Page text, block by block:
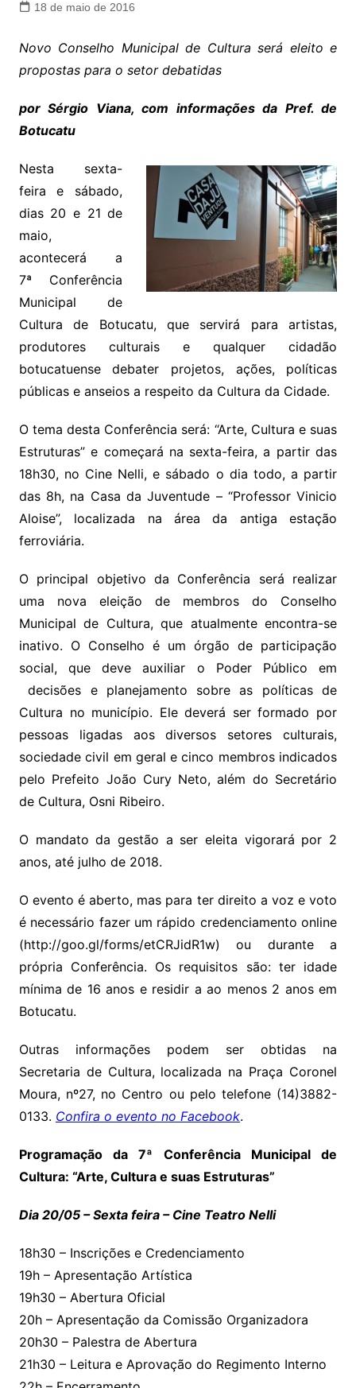
18 de maio de 2016
Novo Conselho Municipal de Cultura será eleito e
propostas para o setor debatidas
por Sérgio Viana, com informações da Pref. de
Botucatu
Nesta sexta-
feira e sábado,
dias 20 e 21 de
maio,
acontecerá a
7ª Conferência
Municipal de
Cultura de Botucatu, que servirá para artistas,
produtores culturais e qualquer cidadão
botucatuense debater projetos, ações, políticas
públicas e anseios a respeito da Cultura da Cidade.
O tema desta Conferência será: “Arte, Cultura e suas
Estruturas” e começará na sexta-feira, a partir das
18h30, no Cine Nelli, e sábado o dia todo, a partir
das 8h, na Casa da Juventude – “Professor Vinicio
Aloise”, localizada na área da antiga estação
ferroviária.
O principal objetivo da Conferência será realizar
uma nova eleição de membros do Conselho
Municipal de Cultura, que atualmente encontra-se
inativo. O Conselho é um órgão de participação
social, que deve auxiliar o Poder Público em
decisões e planejamento sobre as políticas de
Cultura no município. Ele deverá ser formado por
pessoas ligadas aos diversos setores culturais,
sociedade civil em geral e cinco membros indicados
pelo Prefeito João Cury Neto, além do Secretário
de Cultura, Osni Ribeiro.
O mandato da gestão a ser eleita vigorará por 2
anos, até julho de 2018.
O evento é aberto, mas para ter direito a voz e voto
é necessário fazer um rápido credenciamento online
(http://goo.gl/forms/etCRJidR1w) ou durante a
própria Conferência. Os requisitos são: ter idade
mínima de 16 anos e residir a ao menos 2 anos em
Botucatu.
Outras informações podem ser obtidas na
Secretaria de Cultura, localizada na Praça Coronel
Moura, nº27, no Centro ou pelo telefone (14)3882-
0133. Confira o evento no Facebook.
Programação da 7ª Conferência Municipal de
Cultura: “Arte, Cultura e suas Estruturas”
Dia 20/05 – Sexta feira – Cine Teatro Nelli
18h30 – Inscrições e Credenciamento
19h – Apresentação Artística
19h30 – Abertura Oficial
20h – Apresentação da Comissão Organizadora
20h30 – Palestra de Abertura
21h30 – Leitura e Aprovação do Regimento Interno